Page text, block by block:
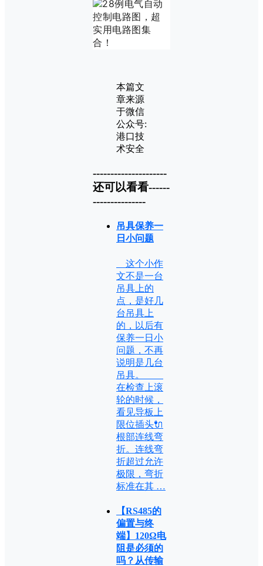
本篇文
章来源
于微信
公众号:
港口技
术安全
---------------------
还可以看看------
---------------
吊具保养一
日小问题
这个小作
文不是一台
吊具上的
点，是好几
台吊具上
的，以后有
保养一日小
问题，不再
说明是几台
吊具。
在检查上滚
轮的时候，
看见导板上
限位插头🔌
根部连线弯
折。连线弯
折超过允许
极限，弯折
标准在其 …
【RS485的
偏置与终
端】120Ω电
阻是必须的
吗？从传输